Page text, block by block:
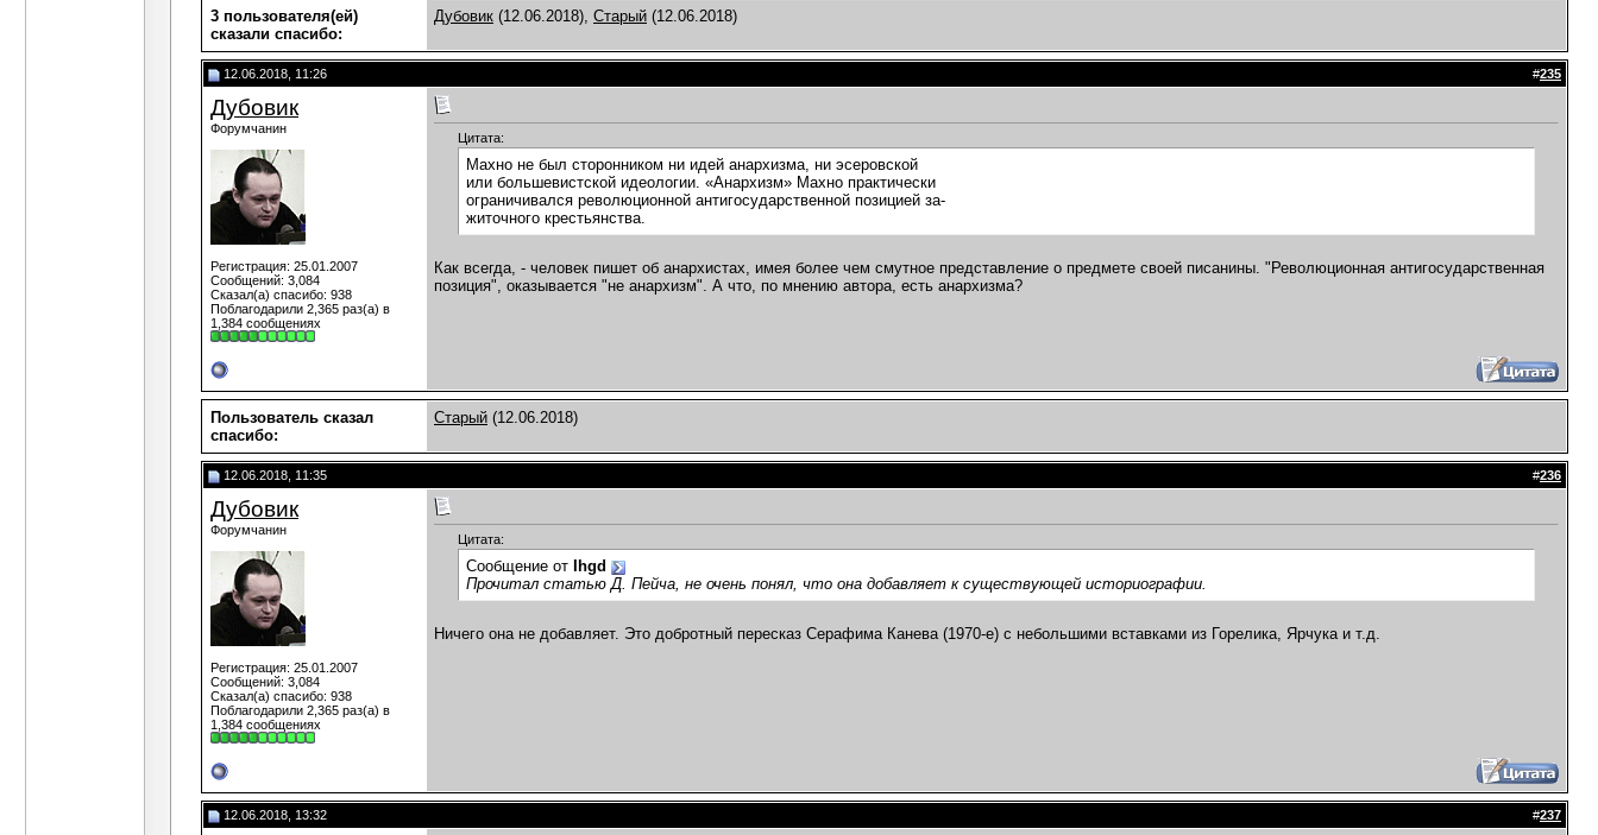
3 пользователя(ей)
сказали cпасибо:
Дубовик (12.06.2018), Старый (12.06.2018)
12.06.2018, 11:26 #235
Дубовик
Форумчанин
Регистрация: 25.01.2007
Сообщений: 3,084
Сказал(а) спасибо: 938
Поблагодарили 2,365 раз(а) в
1,384 сообщениях
Цитата:
Махно не был сторонником ни идей анархизма, ни эсеровской
или большевистской идеологии. «Анархизм» Махно практически
ограничивался революционной антигосударственной позицией за-
житочного крестьянства.
Как всегда, - человек пишет об анархистах, имея более чем смутное представление о предмете своей писанины. "Революционная антигосударственная
позиция", оказывается "не анархизм". А что, по мнению автора, есть анархизма?
Пользователь сказал
cпасибо:
Старый (12.06.2018)
12.06.2018, 11:35 #236
Дубовик
Форумчанин
Регистрация: 25.01.2007
Сообщений: 3,084
Сказал(а) спасибо: 938
Поблагодарили 2,365 раз(а) в
1,384 сообщениях
Цитата:
Сообщение от
Ihgd
Прочитал статью Д. Пейча, не очень понял, что она добавляет к существующей историографии.
Ничего она не добавляет. Это добротный пересказ Серафима Канева (1970-е) с небольшими вставками из Горелика, Ярчука и т.д.
12.06.2018, 13:32 #237